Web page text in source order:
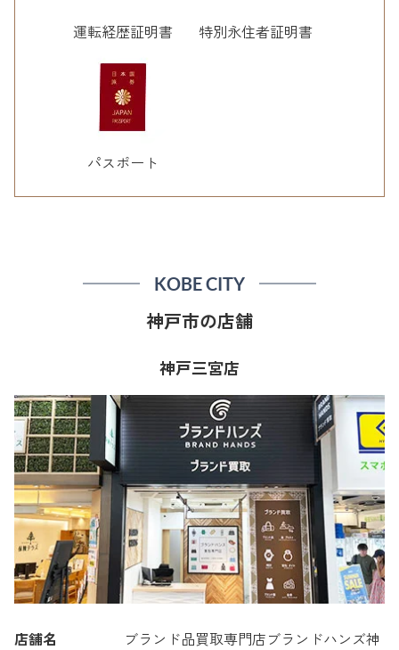
運転経歴証明書 特別永住者証明書
パスポート
KOBE CITY
神戸市の店舗
神戸三宮店
店舗名
ブランド品買取専門店ブランドハンズ神